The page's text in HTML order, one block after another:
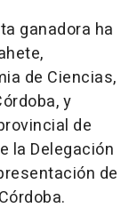
ganadora ha
de Ciencias,
y
de
la Delegación
de